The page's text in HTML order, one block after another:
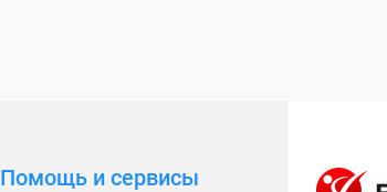
Помощь и сервисы